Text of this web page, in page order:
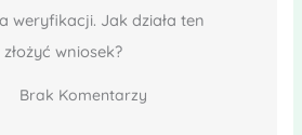
weryfikacji. Jak działa ten
wniosek?
Brak Komentarzy